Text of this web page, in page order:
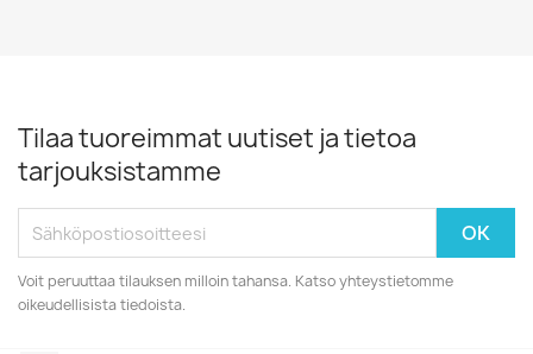
Tilaa tuoreimmat uutiset ja tietoa
tarjouksistamme
Voit peruuttaa tilauksen milloin tahansa. Katso yhteystietomme
oikeudellisista tiedoista.